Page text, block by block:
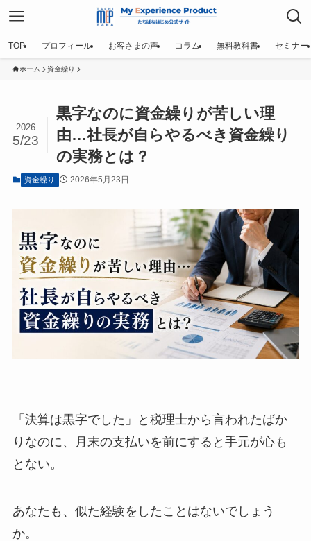
TOP プロフィール お客さまの声 コラム 無料教科書 セミナー
ホーム 資金繰り
黒字なのに資金繰りが苦しい理
由…社長が自らやるべき資金繰り
の実務とは？
2026
5/23
資金繰り 2026年5月23日
「決算は黒字でした」と税理士から言われたばか
りなのに、月末の支払いを前にすると手元が心も
とない。
あなたも、似た経験をしたことはないでしょう
か。